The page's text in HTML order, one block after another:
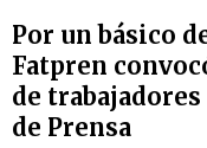
Por un básico
Fatpren
de
de Prensa